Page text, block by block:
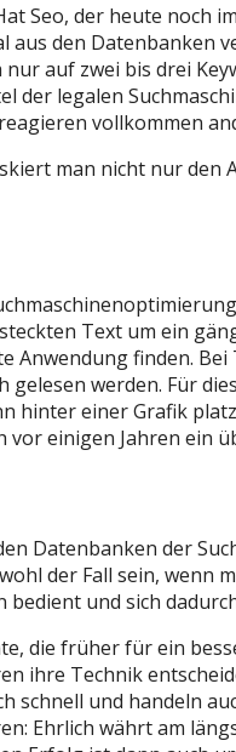
Seo, der heute noch
den Datenbanken
auf zwei bis drei
der legalen
vollkommen
man nicht nur den
Text um ein
finden.
werden. Für
hinter einer Grafik
einigen Jahren ein
Datenbanken der
der Fall sein, wenn
und sich
die früher für ein
ihre Technik
und handeln
Ehrlich währt am